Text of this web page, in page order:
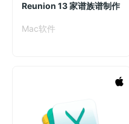
Reunion 13 家谱族谱制作
Mac软件